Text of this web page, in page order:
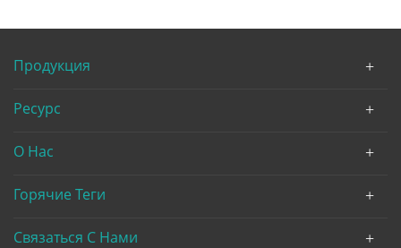
Продукция
Ресурс
О Нас
Горячие Теги
Связаться С Нами